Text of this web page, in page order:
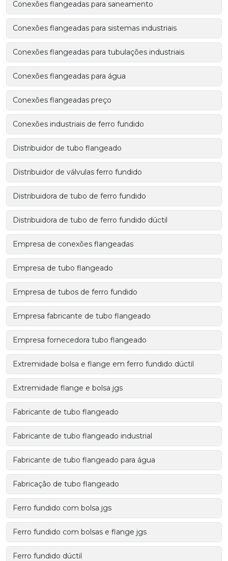
Conexões flangeadas para saneamento
Conexões flangeadas para sistemas industriais
Conexões flangeadas para tubulações industriais
Conexões flangeadas para água
Conexões flangeadas preço
Conexões industriais de ferro fundido
Distribuidor de tubo flangeado
Distribuidor de válvulas ferro fundido
Distribuidora de tubo de ferro fundido
Distribuidora de tubo de ferro fundido dúctil
Empresa de conexões flangeadas
Empresa de tubo flangeado
Empresa de tubos de ferro fundido
Empresa fabricante de tubo flangeado
Empresa fornecedora tubo flangeado
Extremidade bolsa e flange em ferro fundido dúctil
Extremidade flange e bolsa jgs
Fabricante de tubo flangeado
Fabricante de tubo flangeado industrial
Fabricante de tubo flangeado para água
Fabricação de tubo flangeado
Ferro fundido com bolsa jgs
Ferro fundido com bolsas e flange jgs
Ferro fundido dúctil